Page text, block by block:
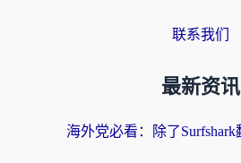
联系我们
最新资讯